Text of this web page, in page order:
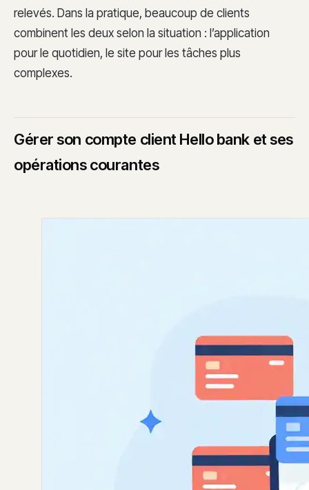
relevés. Dans la pratique, beaucoup de clients
combinent les deux selon la situation : l’application
pour le quotidien, le site pour les tâches plus
complexes.
Gérer son compte client Hello bank et ses
opérations courantes